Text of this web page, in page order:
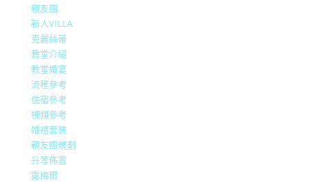
親友團
新人VILLA
克麗絲蒂
教堂介紹
教堂婚宴
流程參考
住宿參考
視頻參考
婚禮套裝
親友團規劃
升等佈置
露梅爾